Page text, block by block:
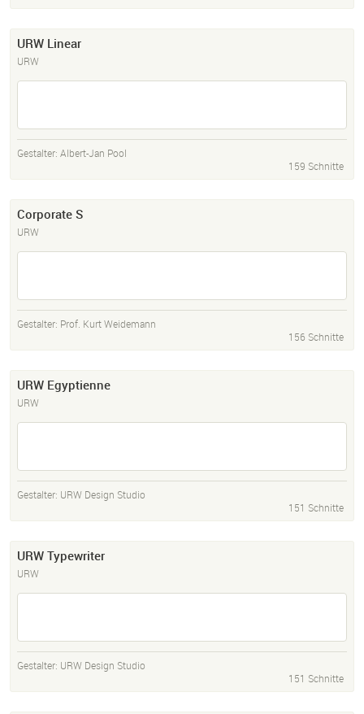
URW Linear
URW
Gestalter: Albert-Jan Pool
159 Schnitte
Corporate S
URW
Gestalter: Prof. Kurt Weidemann
156 Schnitte
URW Egyptienne
URW
Gestalter: URW Design Studio
151 Schnitte
URW Typewriter
URW
Gestalter: URW Design Studio
151 Schnitte